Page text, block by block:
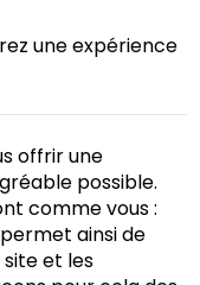
une expérience
offrir une
possible.
comme vous :
ainsi de
et les